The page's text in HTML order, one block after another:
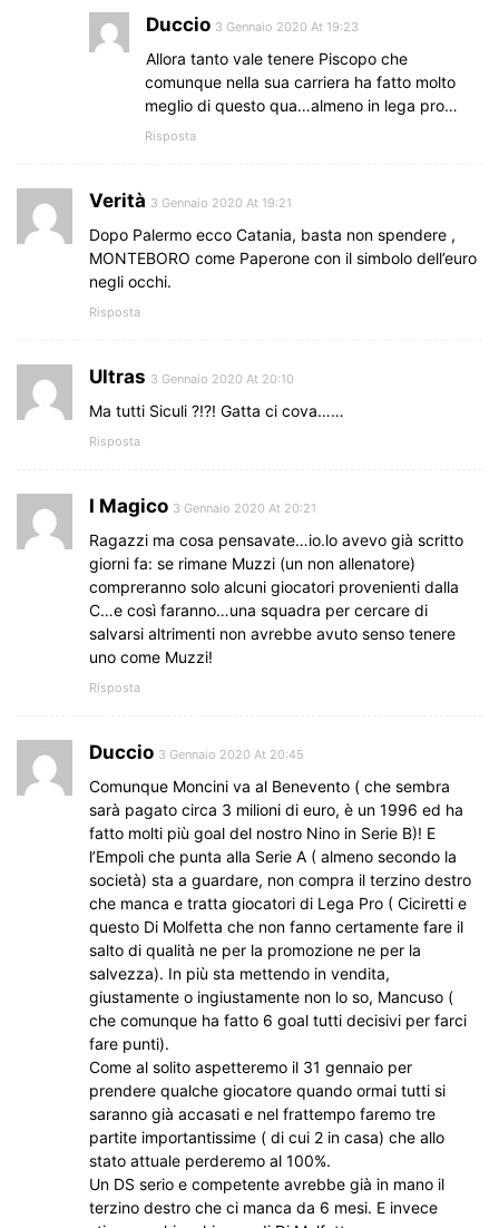
Duccio 3 Gennaio 2020 At 19:23
Allora tanto vale tenere Piscopo che
comunque nella sua carriera ha fatto molto
meglio di questo qua…almeno in lega pro…
Risposta
Verità 3 Gennaio 2020 At 19:21
Dopo Palermo ecco Catania, basta non spendere ,
MONTEBORO come Paperone con il simbolo dell’euro
negli occhi.
Risposta
Ultras 3 Gennaio 2020 At 20:10
Ma tutti Siculi ?!?! Gatta ci cova……
Risposta
I Magico 3 Gennaio 2020 At 20:21
Ragazzi ma cosa pensavate…io.lo avevo già scritto
giorni fa: se rimane Muzzi (un non allenatore)
compreranno solo alcuni giocatori provenienti dalla
C…e così faranno…una squadra per cercare di
salvarsi altrimenti non avrebbe avuto senso tenere
uno come Muzzi!
Risposta
Duccio 3 Gennaio 2020 At 20:45
Comunque Moncini va al Benevento ( che sembra
sarà pagato circa 3 milioni di euro, è un 1996 ed ha
fatto molti più goal del nostro Nino in Serie B)! E
l’Empoli che punta alla Serie A ( almeno secondo la
società) sta a guardare, non compra il terzino destro
che manca e tratta giocatori di Lega Pro ( Ciciretti e
questo Di Molfetta che non fanno certamente fare il
salto di qualità ne per la promozione ne per la
salvezza). In più sta mettendo in vendita,
giustamente o ingiustamente non lo so, Mancuso (
che comunque ha fatto 6 goal tutti decisivi per farci
fare punti).
Come al solito aspetteremo il 31 gennaio per
prendere qualche giocatore quando ormai tutti si
saranno già accasati e nel frattempo faremo tre
partite importantissime ( di cui 2 in casa) che allo
stato attuale perderemo al 100%.
Un DS serio e competente avrebbe già in mano il
terzino destro che ci manca da 6 mesi. E invece